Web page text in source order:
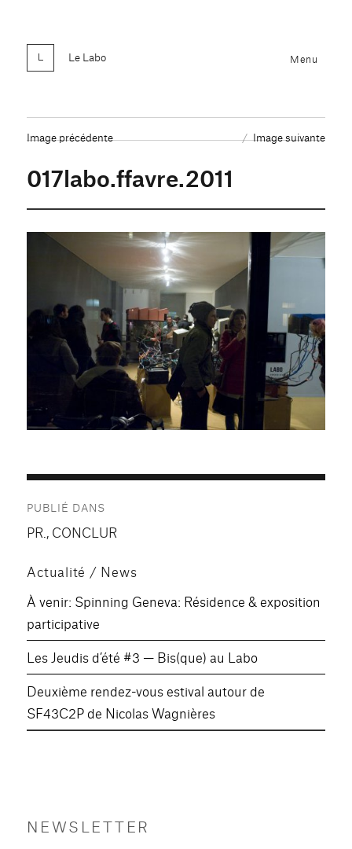
Le Labo Menu
Image précédente Image suivante
017labo.ffavre.2011
de
PUBLIÉ DANS
PR., CONCLUR
Actualité / News
À venir: Spinning Geneva: Résidence & exposition
participative
Les Jeudis d’été #3 — Bis(que) au Labo
Deuxième rendez-vous estival autour de
SF43C2P de Nicolas Wagnières
NEWSLETTER